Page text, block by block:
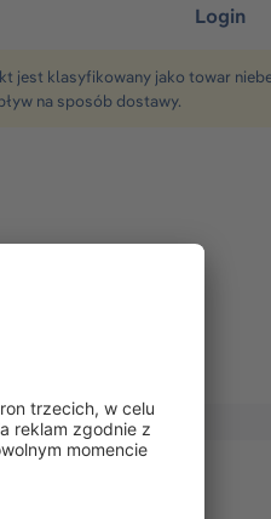
Login
jest klasyfikowany jako towar
na sposób dostawy.